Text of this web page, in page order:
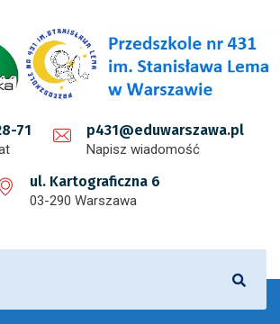
71 p431@eduwarszawa.pl
Napisz wiadomość
ul. Kartograficzna 6
03-290 Warszawa